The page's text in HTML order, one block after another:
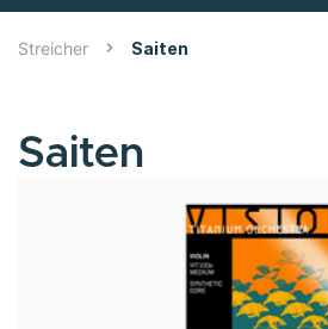
Streicher Saiten
Saiten